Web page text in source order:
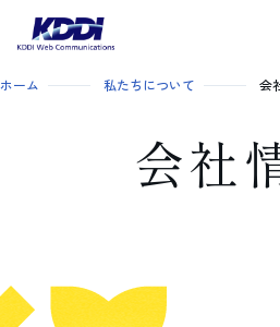
ホーム 私たちについて 会
会社